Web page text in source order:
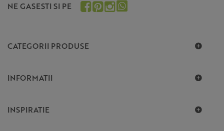
NE GASESTI SI PE
CATEGORII PRODUSE
INFORMATII
INSPIRATIE